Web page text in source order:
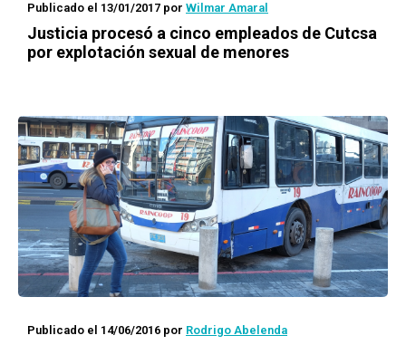
Publicado el 13/01/2017 por Wilmar Amaral
Justicia procesó a cinco empleados de Cutcsa
por explotación sexual de menores
Publicado el 14/06/2016 por Rodrigo Abelenda